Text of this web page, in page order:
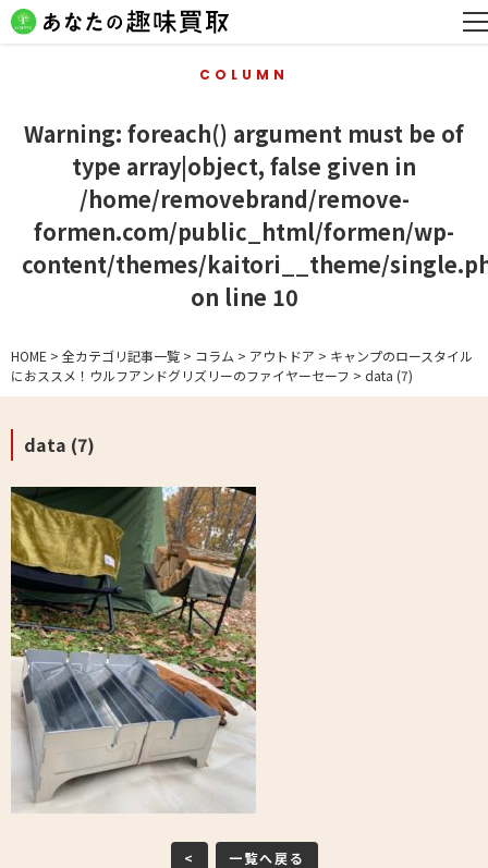
COLUMN
Warning: foreach() argument must be of
type array|object, false given in
/home/removebrand/remove-
formen.com/public_html/formen/wp-
content/themes/kaitori__theme/
on line 10
HOME > 全カテゴリ記事一覧 > コラム > アウトドア > キャンプのロースタイル
におススメ！ウルフアンドグリズリーのファイヤーセーフ > data (7)
data (7)
< 一覧へ戻る